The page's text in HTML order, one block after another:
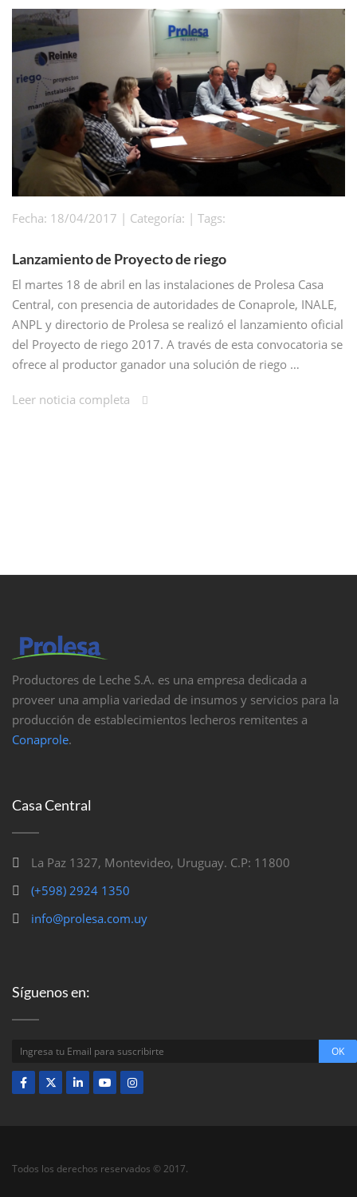
Fecha: 18/04/2017 | Categoría: | Tags:
Lanzamiento de Proyecto de riego
El martes 18 de abril en las instalaciones de Prolesa Casa
Central, con presencia de autoridades de Conaprole, INALE,
ANPL y directorio de Prolesa se realizó el lanzamiento oficial
del Proyecto de riego 2017. A través de esta convocatoria se
ofrece al productor ganador una solución de riego …
Leer noticia completa
Productores de Leche S.A. es una empresa dedicada a
proveer una amplia variedad de insumos y servicios para la
producción de establecimientos lecheros remitentes a
Conaprole.
Casa Central
La Paz 1327, Montevideo, Uruguay. C.P: 11800
(+598) 2924 1350
info@prolesa.com.uy
Síguenos en:
Todos los derechos reservados © 2017.